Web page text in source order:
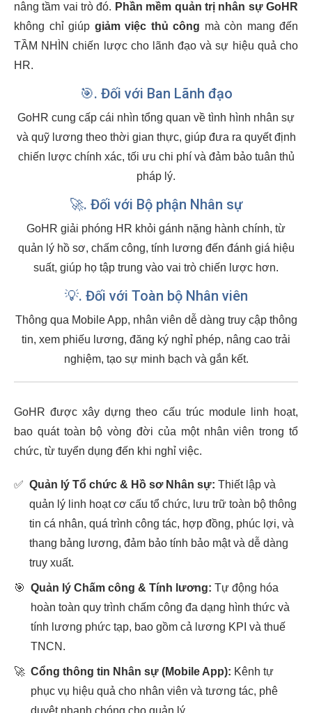
nâng tầm vai trò đó. Phần mềm quản trị nhân sự GoHR
không chỉ giúp giảm việc thủ công mà còn mang đến
TẦM NHÌN chiến lược cho lãnh đạo và sự hiệu quả cho
HR.
🎯. Đối với Ban Lãnh đạo
GoHR cung cấp cái nhìn tổng quan về tình hình nhân sự
và quỹ lương theo thời gian thực, giúp đưa ra quyết định
chiến lược chính xác, tối ưu chi phí và đảm bảo tuân thủ
pháp lý.
🚀. Đối với Bộ phận Nhân sự
GoHR giải phóng HR khỏi gánh nặng hành chính, từ
quản lý hồ sơ, chấm công, tính lương đến đánh giá hiệu
suất, giúp họ tập trung vào vai trò chiến lược hơn.
💡. Đối với Toàn bộ Nhân viên
Thông qua Mobile App, nhân viên dễ dàng truy cập thông
tin, xem phiếu lương, đăng ký nghỉ phép, nâng cao trải
nghiệm, tạo sự minh bạch và gắn kết.
GoHR được xây dựng theo cấu trúc module linh hoạt,
bao quát toàn bộ vòng đời của một nhân viên trong tổ
chức, từ tuyển dụng đến khi nghỉ việc.
✅ Quản lý Tổ chức & Hồ sơ Nhân sự: Thiết lập và
quản lý linh hoạt cơ cấu tổ chức, lưu trữ toàn bộ thông
tin cá nhân, quá trình công tác, hợp đồng, phúc lợi, và
thang bảng lương, đảm bảo tính bảo mật và dễ dàng
truy xuất.
🎯 Quản lý Chấm công & Tính lương: Tự động hóa
hoàn toàn quy trình chấm công đa dạng hình thức và
tính lương phức tạp, bao gồm cả lương KPI và thuế
TNCN.
🚀 Cổng thông tin Nhân sự (Mobile App): Kênh tự
phục vụ hiệu quả cho nhân viên và tương tác, phê
duyệt nhanh chóng cho quản lý.